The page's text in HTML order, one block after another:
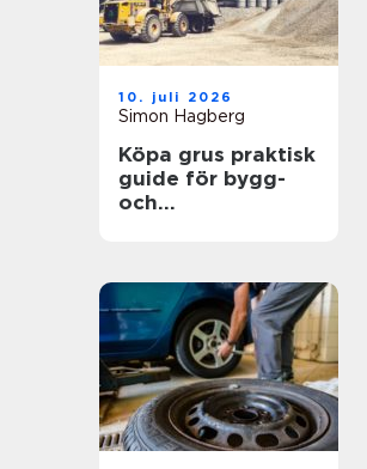
10. juli 2026
Simon Hagberg
Köpa grus praktisk
guide för bygg-
och